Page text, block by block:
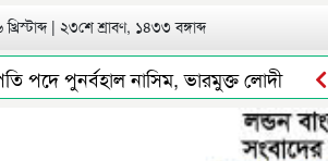
| ২৩শে শ্রাবণ, ১৪৩৩ বঙ্গাব্দ
পুনর্বহাল নাসিম, ভারমুক্ত লোদী